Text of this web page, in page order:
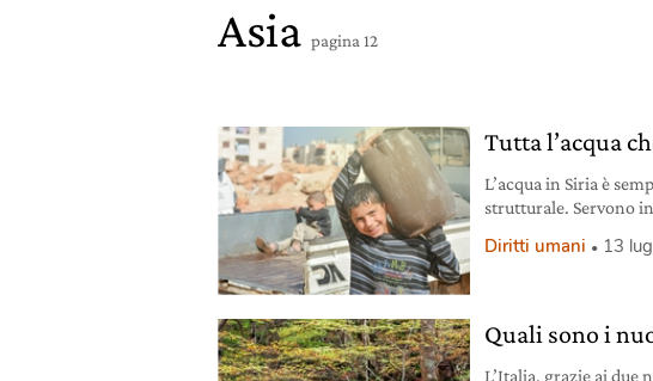
Asia pagina 12
Tutta l’acqua
L’acqua in Siria è
strutturale. Servono
Diritti umani 13
Quali sono i
L’Italia, grazie ai